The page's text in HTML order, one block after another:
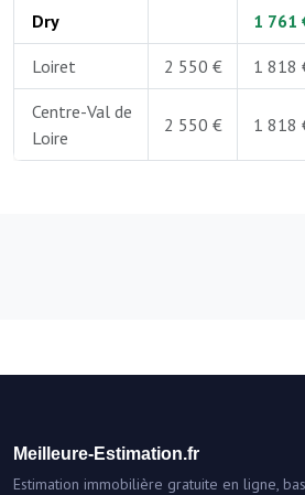
Dry 1 761
Loiret 2 550 € 1 818
Centre-Val de
Loire
2 550 € 1 818
Meilleure-Estimation.fr
Estimation immobilière gratuite en ligne,